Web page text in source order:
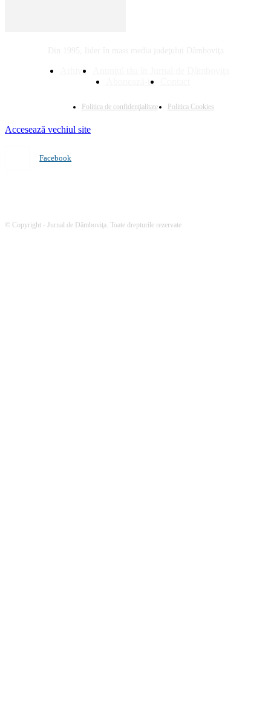
Arhivă
Abonează-te
Politica de confidenţialitate Politica Cookies
Accesează vechiul site
Facebook
© Copyright - Jurnal de Dâmboviţa. Toate drepturile rezervate